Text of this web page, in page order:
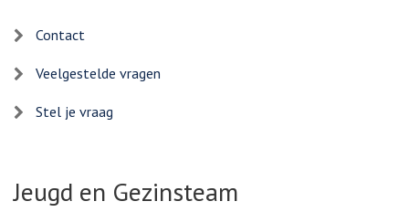
Contact
Veelgestelde vragen
Stel je vraag
Jeugd en Gezinsteam